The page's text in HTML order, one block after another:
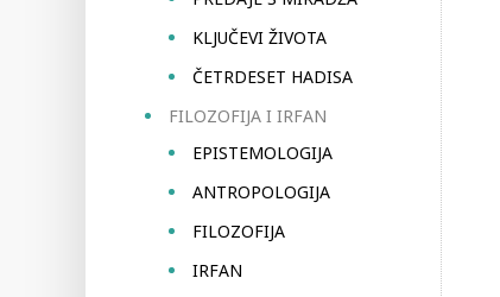
KLJUČEVI ŽIVOTA
ČETRDESET HADISA
FILOZOFIJA I IRFAN
EPISTEMOLOGIJA
ANTROPOLOGIJA
FILOZOFIJA
IRFAN